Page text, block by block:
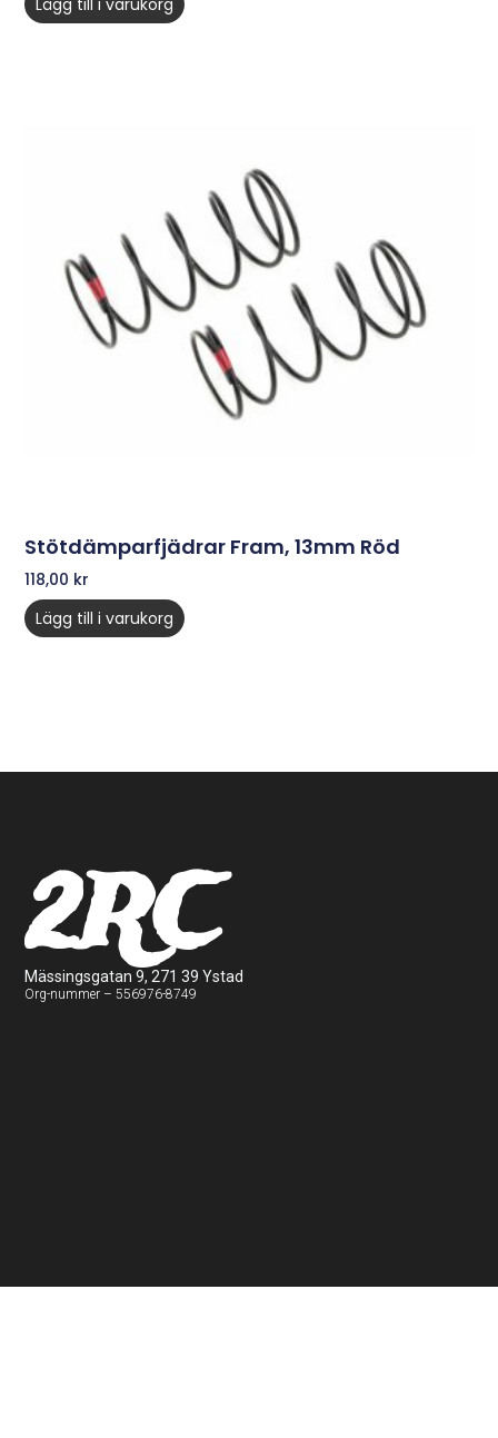
Lägg till i varukorg
Stötdämparfjädrar Fram, 13mm Röd
118,00 kr
Lägg till i varukorg
2RC
Mässingsgatan 9, 271 39 Ystad
Org-nummer – 556976-8749